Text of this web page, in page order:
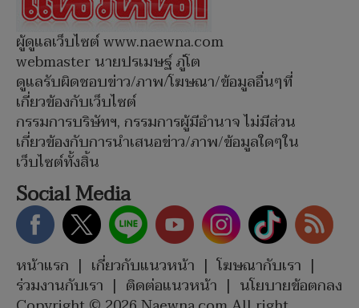
ผู้ดูแลเว็บไซต์ www.naewna.com
webmaster นายปรเมษฐ์ ภู่โต
ดูแลรับผิดชอบข่าว/ภาพ/โฆษณา/ข้อมูลอื่นๆที่
เกี่ยวข้องกับเว็บไซต์
กรรมการบริษัทฯ, กรรมการผู้มีอำนาจ ไม่มีส่วน
เกี่ยวข้องกับการนำเสนอข่าว/ภาพ/ข้อมูลใดๆใน
เว็บไซต์ทั้งสิ้น
Social Media
หน้าแรก | เกี่ยวกับแนวหน้า | โฆษณากับเรา |
ร่วมงานกับเรา | ติดต่อแนวหน้า | นโยบายข้อตกลง